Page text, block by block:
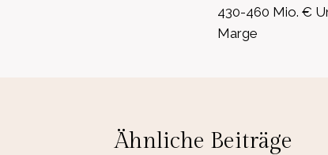
430-460 Mio. €
Marge
Ähnliche Beiträge